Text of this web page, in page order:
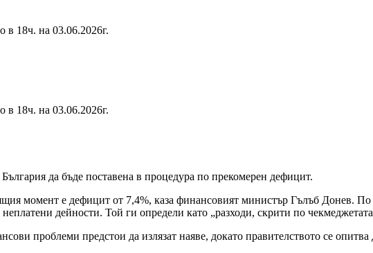
18ч. на 03.06.2026г.
18ч. на 03.06.2026г.
да бъде поставена в процедура по прекомерен дефицит.
момент е дефицит от 7,4%, каза финансовият министър Гълъб Донев.
дейности. Той ги определи като „разходи, скрити по
проблеми предстои да излязат наяве, докато правителството се